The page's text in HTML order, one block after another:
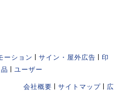
ーション サイン・屋外広告
印
ユーザー
会社概要 サイトマップ
広